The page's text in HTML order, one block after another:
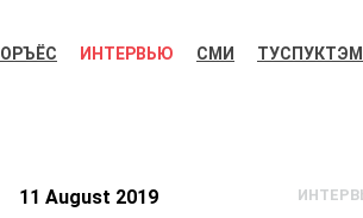
ИНТЕРВЬЮ СМИ
11 August 2019